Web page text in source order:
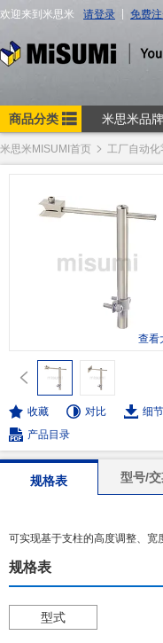
米思米MISUMI首页 工厂自动化
查看
收藏 对比
细节
产品目录
规格表 型号/交
可实现基于支柱的高度调整、宽
规格表
型式